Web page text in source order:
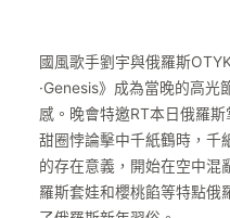
國風歌手劉宇與俄羅斯
·Genesis》成為當晚的高光
感。晚會特邀RT本日俄羅
甜圈悖論擊中千紙鶴時，千
的存在意義，開始在空中混
羅斯套娃和櫻桃餡等特點俄